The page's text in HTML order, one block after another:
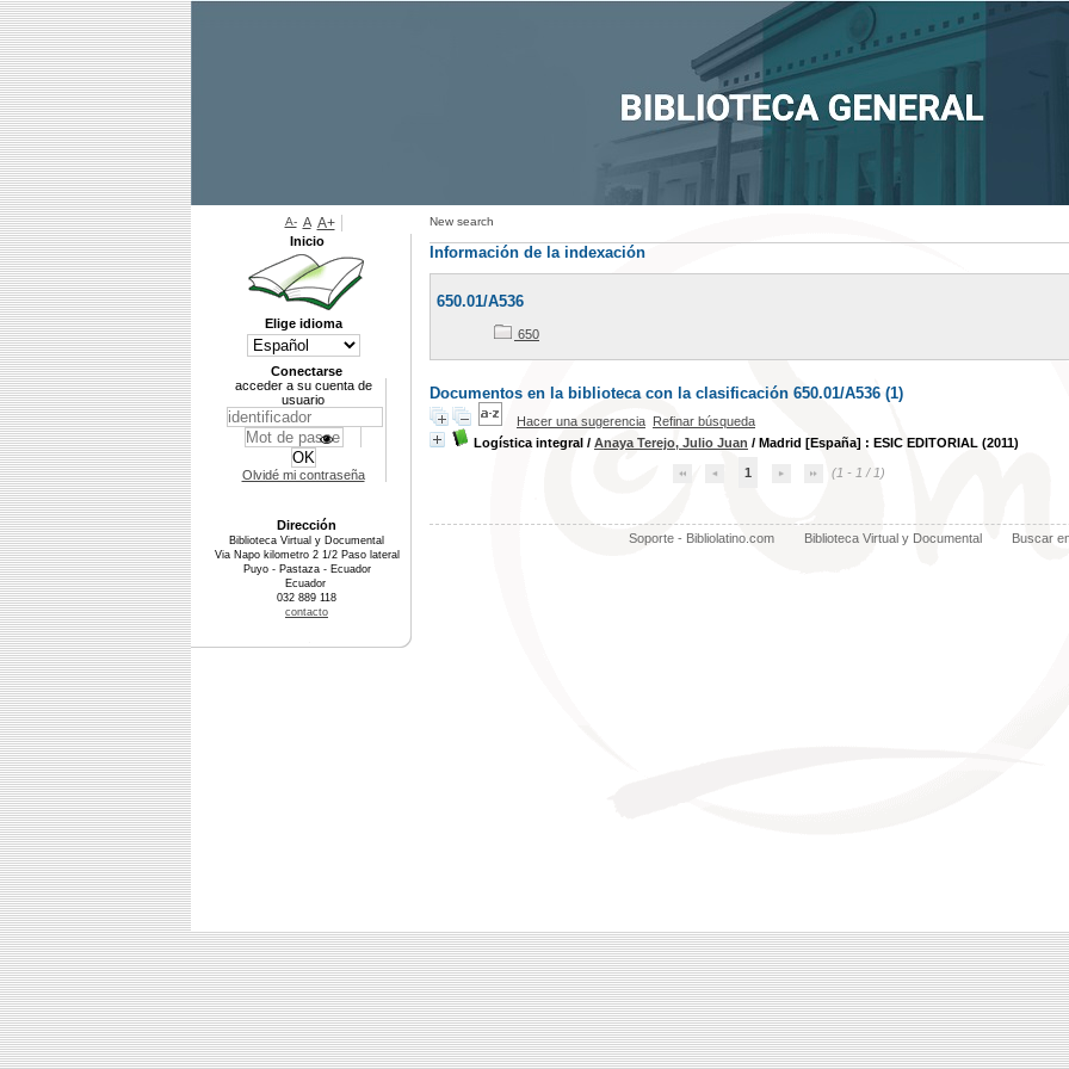
New search
Información de la indexación
650.01/A536
650
Documentos en la biblioteca con la clasificación 650.01/A536 (1)
Hacer una sugerencia Refinar búsqueda
Logística integral / Anaya Terejo, Julio Juan / Madrid [España] : ESIC EDITORIAL (2011)
1 (1 - 1 / 1)
Soporte - Bibliolatino.com Biblioteca Virtual y Documental Buscar
A- A A+
Inicio
Elige idioma
Conectarse
acceder a su cuenta de
usuario
Olvidé mi contraseña
Dirección
Biblioteca Virtual y Documental
Via Napo kilometro 2 1/2 Paso lateral
Puyo - Pastaza - Ecuador
Ecuador
032 889 118
contacto